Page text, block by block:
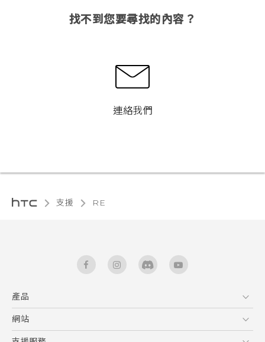
找不到您要尋找的內容？
連絡我們
支援 RE‎
產品
5G
智能手機
網站
HTC Dev